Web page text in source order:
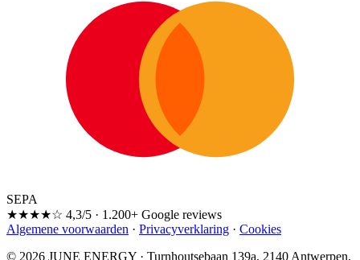
SEPA
★★★★☆ 4,3/5 · 1.200+ Google reviews
Algemene voorwaarden · Privacyverklaring · Cookies
© 2026 JUNE ENERGY · Turnhoutsebaan 139a, 2140 Antwerpen,